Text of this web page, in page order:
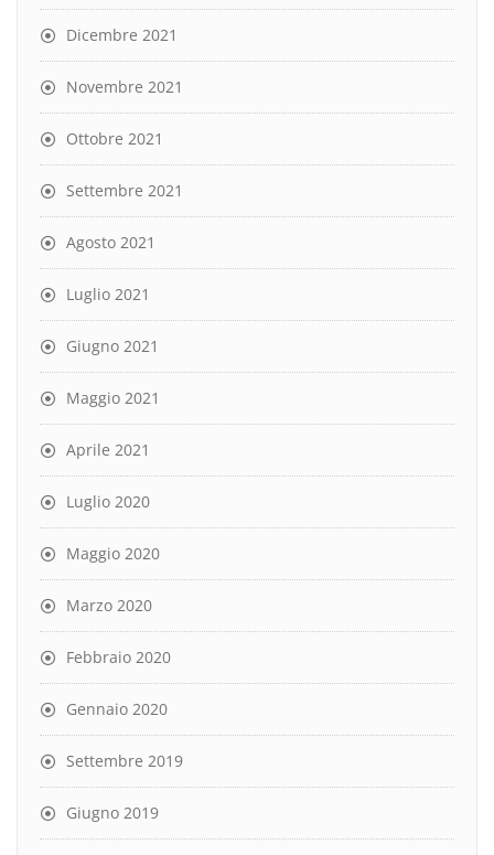
Dicembre 2021
Novembre 2021
Ottobre 2021
Settembre 2021
Agosto 2021
Luglio 2021
Giugno 2021
Maggio 2021
Aprile 2021
Luglio 2020
Maggio 2020
Marzo 2020
Febbraio 2020
Gennaio 2020
Settembre 2019
Giugno 2019